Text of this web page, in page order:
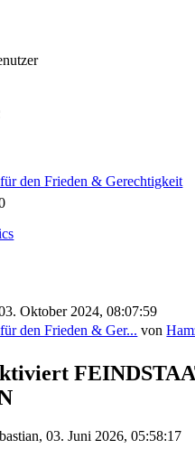
den Frieden & Gerechtigkeit
Oktober 2024, 08:07:59
den Frieden & Ger... von
03. Juni 2026, 05:58:17